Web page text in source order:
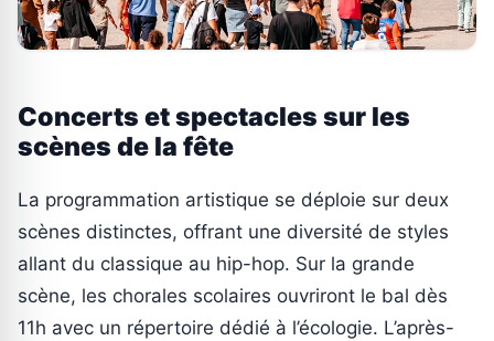
Concerts et spectacles sur les
scènes de la fête
La programmation artistique se déploie sur deux
scènes distinctes, offrant une diversité de styles
allant du classique au hip-hop. Sur la grande
scène, les chorales scolaires ouvriront le bal dès
11h avec un répertoire dédié à l’écologie. L’après-